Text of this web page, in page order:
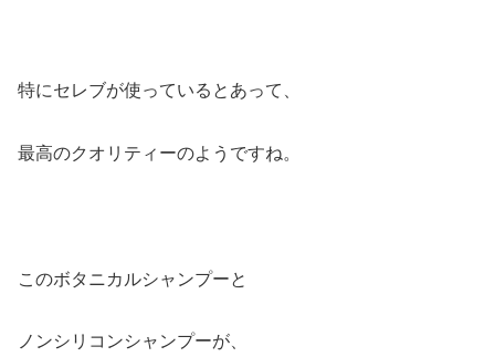
特にセレブが使っているとあって、
最高のクオリティーのようですね。
このボタニカルシャンプーと
ノンシリコンシャンプーが、